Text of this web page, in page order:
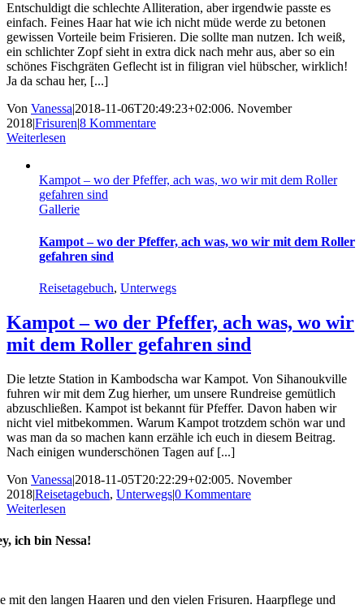
Entschuldigt die schlechte Alliteration, aber irgendwie passte es
einfach. Feines Haar hat wie ich nicht müde werde zu betonen
gewissen Vorteile beim Frisieren. Die sollte man nutzen. Ich weiß,
ein schlichter Zopf sieht in extra dick nach mehr aus, aber so ein
schönes Fischgräten Geflecht ist in filigran viel hübscher, wirklich!
Ja da schau her, [...]
Von Vanessa|2018-11-06T20:49:23+02:006. November
2018|Frisuren|8 Kommentare
Weiterlesen
Kampot – wo der Pfeffer, ach was, wo wir mit dem Roller
gefahren sind
Gallerie
Kampot – wo der Pfeffer, ach was, wo wir mit dem Roller
gefahren sind
Reisetagebuch, Unterwegs
Kampot – wo der Pfeffer, ach was, wo wir
mit dem Roller gefahren sind
Die letzte Station in Kambodscha war Kampot. Von Sihanoukville
fuhren wir mit dem Zug hierher, um unsere Rundreise gemütlich
abzuschließen. Kampot ist bekannt für Pfeffer. Davon haben wir
nicht viel mitbekommen. Warum Kampot trotzdem schön war und
was man da so machen kann erzähle ich euch in diesem Beitrag.
Nach einigen wunderschönen Tagen auf [...]
Von Vanessa|2018-11-05T20:22:29+02:005. November
2018|Reisetagebuch, Unterwegs|0 Kommentare
Weiterlesen
ich bin Nessa!
mit den langen Haaren und den vielen Frisuren. Haarpflege und